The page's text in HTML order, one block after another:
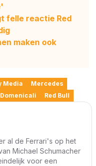
felle reactie Red
maken ook
Media
Mercedes
Red Bull
al de Ferrari's op het
Michael Schumacher
voor een